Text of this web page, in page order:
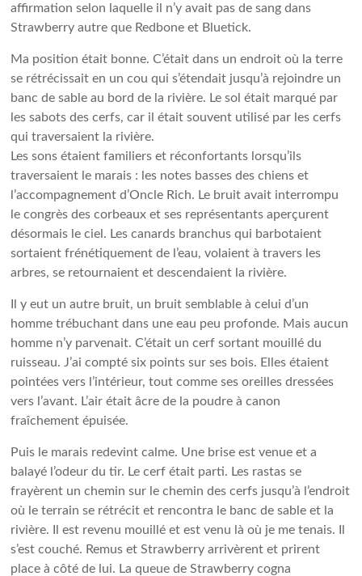
affirmation selon laquelle il n’y avait pas de sang dans
Strawberry autre que Redbone et Bluetick.
Ma position était bonne. C’était dans un endroit où la terre
se rétrécissait en un cou qui s’étendait jusqu’à rejoindre un
banc de sable au bord de la rivière. Le sol était marqué par
les sabots des cerfs, car il était souvent utilisé par les cerfs
qui traversaient la rivière.
Les sons étaient familiers et réconfortants lorsqu’ils
traversaient le marais : les notes basses des chiens et
l’accompagnement d’Oncle Rich. Le bruit avait interrompu
le congrès des corbeaux et ses représentants aperçurent
désormais le ciel. Les canards branchus qui barbotaient
sortaient frénétiquement de l’eau, volaient à travers les
arbres, se retournaient et descendaient la rivière.
Il y eut un autre bruit, un bruit semblable à celui d’un
homme trébuchant dans une eau peu profonde. Mais aucun
homme n’y parvenait. C’était un cerf sortant mouillé du
ruisseau. J’ai compté six points sur ses bois. Elles étaient
pointées vers l’intérieur, tout comme ses oreilles dressées
vers l’avant. L’air était âcre de la poudre à canon
fraîchement épuisée.
Puis le marais redevint calme. Une brise est venue et a
balayé l’odeur du tir. Le cerf était parti. Les rastas se
frayèrent un chemin sur le chemin des cerfs jusqu’à l’endroit
où le terrain se rétrécit et rencontra le banc de sable et la
rivière. Il est revenu mouillé et est venu là où je me tenais. Il
s’est couché. Remus et Strawberry arrivèrent et prirent
place à côté de lui. La queue de Strawberry cogna